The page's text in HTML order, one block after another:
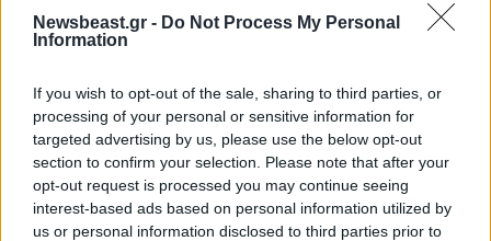
Newsbeast.gr - Do Not Process My Personal
Information
If you wish to opt-out of the sale, sharing to third parties, or
processing of your personal or sensitive information for
targeted advertising by us, please use the below opt-out
section to confirm your selection. Please note that after your
opt-out request is processed you may continue seeing
interest-based ads based on personal information utilized by
us or personal information disclosed to third parties prior to
Σκληρή γραμμή Πλεύρη
μεταναστευτικό και τις ομάδες των παράνομων
μεταναστών που φθάνουν από τη Λιβυή στην Κρήτη.
Χθες οι παράνομοι μετανάστες που έφθασαν
συνελήφθησαν από το Λιμενικό. Ο υπουργός
Μετανάστευσης και Ασύλου Θάνος Πλεύρης είπε